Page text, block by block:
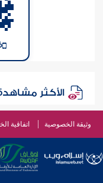
الأكثر
وثيقة الخصوصية اتفاقية